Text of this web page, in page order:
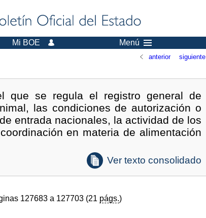
Mi BOE Menú
anterior siguiente
que se regula el registro general de
las condiciones de autorización o
entrada nacionales, la actividad de los
en materia de alimentación
Ver texto consolidado
127683 a 127703 (21 págs.)